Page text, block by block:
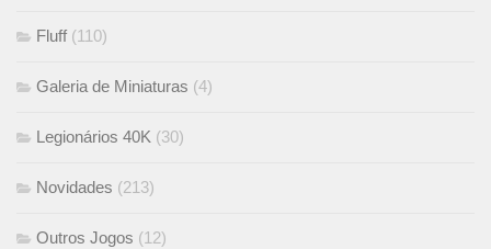
Fluff (110)
Galeria de Miniaturas (4)
Legionários 40K (30)
Novidades (213)
Outros Jogos (12)